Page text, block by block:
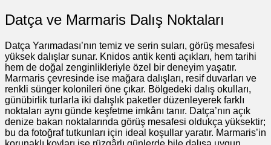
Datça ve Marmaris Dalış Noktaları
Datça Yarımadası’nın temiz ve serin suları, görüş mesafesi
yüksek dalışlar sunar. Knidos antik kenti açıkları, hem tarihi
hem de doğal zenginlikleriyle özel bir deneyim yaşatır.
Marmaris çevresinde ise mağara dalışları, resif duvarları ve
renkli sünger kolonileri öne çıkar. Bölgedeki dalış okulları,
günübirlik turlarla iki dalışlık paketler düzenleyerek farklı
noktaları aynı günde keşfetme imkânı tanır. Datça’nın açık
denize bakan noktalarında görüş mesafesi oldukça yüksektir;
bu da fotoğraf tutkunları için ideal koşullar yaratır. Marmaris’in